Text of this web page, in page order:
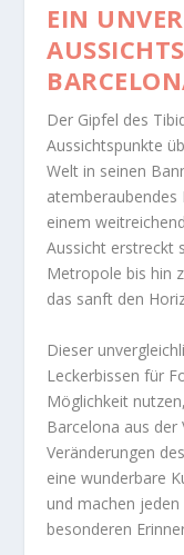
EIN
Der Gipfel des
Aussichtspunkte
Welt in seinen
atemberaubendes
einem
Aussicht erstreckt
Metropole bis hin
das sanft den
Dieser
Leckerbissen für
Möglichkeit
Barcelona aus der
Veränderungen
eine wunderbare
und machen
besonderen